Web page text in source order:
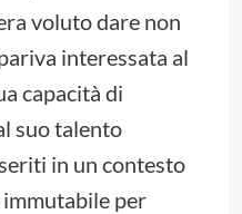
voluto dare non
interessata al
capacità di
suo talento
in un contesto
per